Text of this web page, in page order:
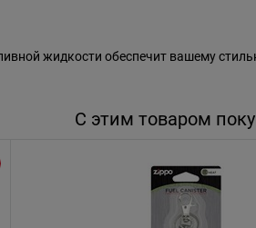
жидкости обеспечит вашему
С этим товаром